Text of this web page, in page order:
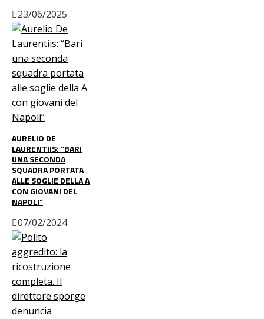
23/06/2025
AURELIO DE
LAURENTIIS: “BARI
UNA SECONDA
SQUADRA PORTATA
ALLE SOGLIE DELLA A
CON GIOVANI DEL
NAPOLI”
07/02/2024